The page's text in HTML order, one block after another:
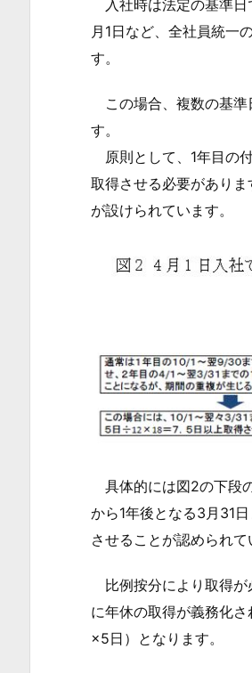
2.
社
度
と
で
与
日
が
る
場
合
考
え
方
入社時は法定の基準日
月1日など、全社員統一
す。
この場合、複数の基準
す。
原則として、1年目の
取得させる必要があり
が設けられています。
具体的には図2の下段
から1年後となる3月31
させることが認められて
比例按分により取得が
に年休の取得が義務化
×5日）となります。